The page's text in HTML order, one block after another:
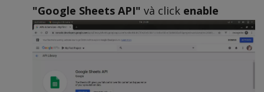
"Google Sheets API" và click enable